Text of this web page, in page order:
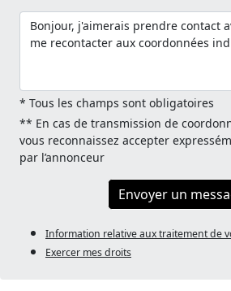
* Tous les champs sont obligatoires
** En cas de transmission de
vous reconnaissez accepter
par l’annonceur
Envoyer un
Information relative aux traitement de
Exercer mes droits